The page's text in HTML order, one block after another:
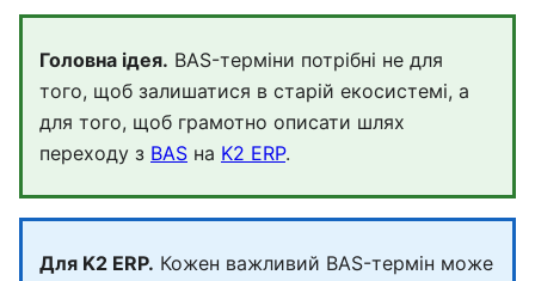
Головна ідея. BAS-терміни потрібні не для
того, щоб залишатися в старій екосистемі, а
для того, щоб грамотно описати шлях
переходу з BAS на K2 ERP.
Для K2 ERP. Кожен важливий BAS-термін може